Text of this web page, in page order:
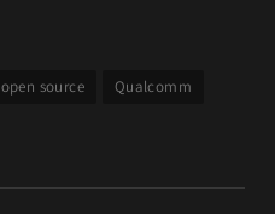
open source
Qualcomm